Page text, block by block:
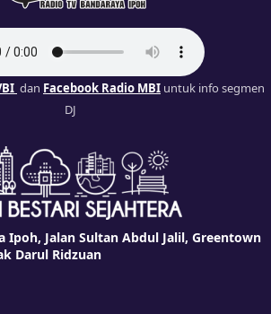
dan Facebook Radio MBI untuk info segmen
DJ
Ipoh, Jalan Sultan Abdul Jalil, Greentown
Darul Ridzuan